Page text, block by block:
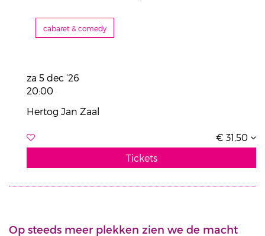
cabaret & comedy
za 5 dec ’26
20:00
Hertog Jan Zaal
€ 31,50
Tickets
Op steeds meer plekken zien we de macht